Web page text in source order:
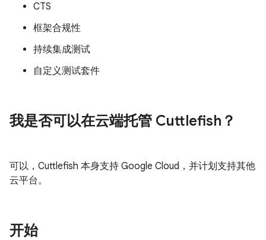
CTS
框架合规性
持续集成测试
自定义测试套件
我是否可以在云端托管 Cuttlefish？
可以，Cuttlefish 本身支持 Google Cloud，并计划支持其他
云平台。
开始